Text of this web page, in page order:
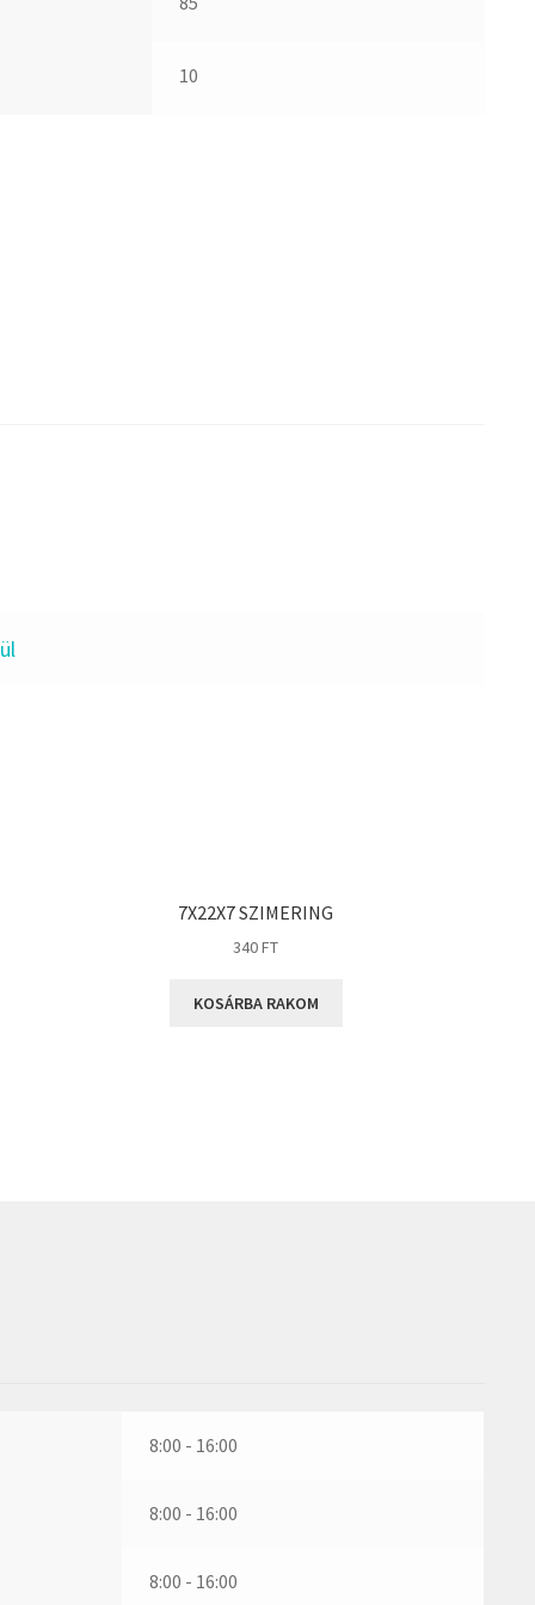
10
7X22X7 SZIMERING
340FT
KOSÁRBA RAKOM
8:00 - 16:00
8:00 - 16:00
8:00 - 16:00